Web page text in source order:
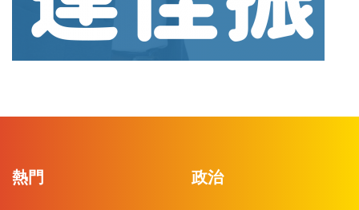
熱門 政治